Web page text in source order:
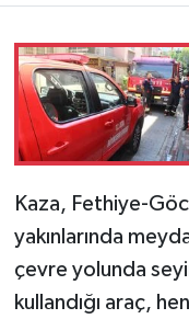
Kaza, Fethiye-
yakınlarında
çevre yolunda
kullandığı araç,